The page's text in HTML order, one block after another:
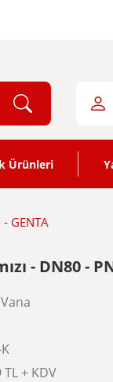
Ürünleri
GENTA
- DN80 -
+ KDV